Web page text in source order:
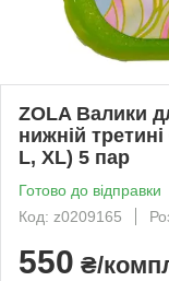
ZOLA Валики
нижній
L, XL) 5 пар
Готово до відправки
Код: z0209165
550 ₴/